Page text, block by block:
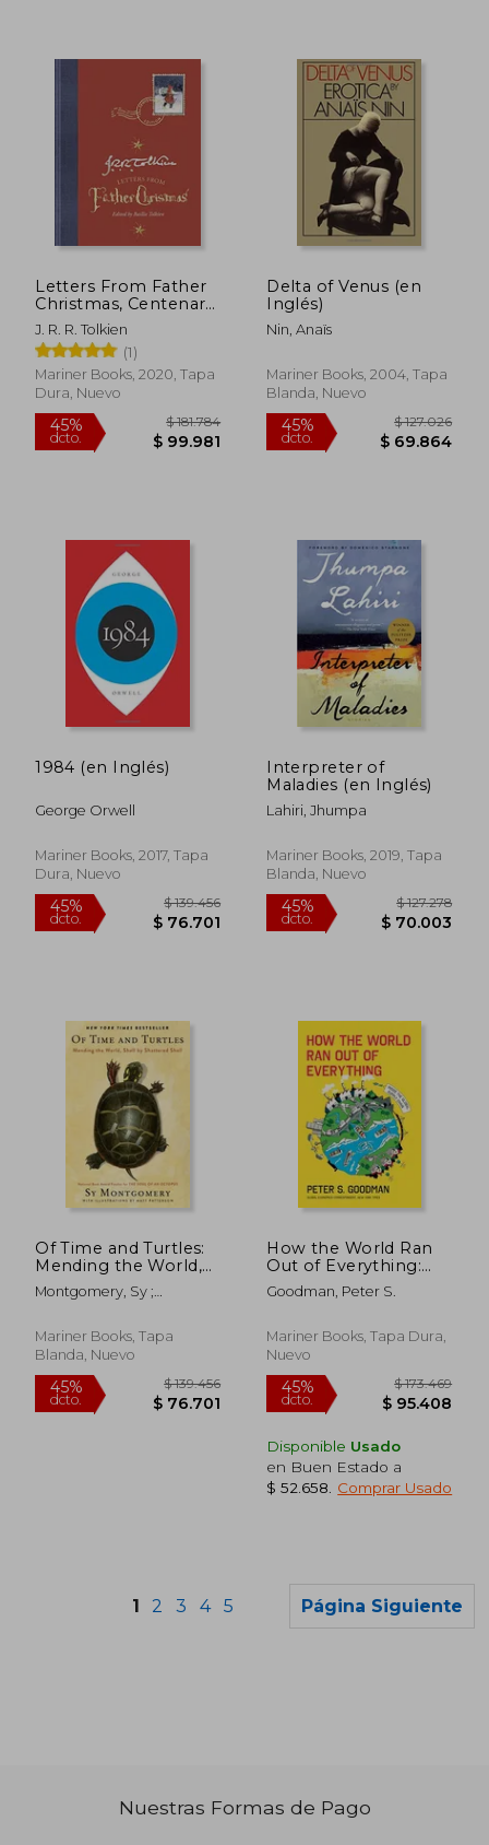
$ 72.497
45%
dcto.
45%
dcto. $ 72.497
45%
dcto.
45%
dcto.
45%
dcto.
Letters From Father
Christmas, Centenary
Edition (en Inglés)
J. R. R. Tolkien
(1)
Mariner Books, 2020, Tapa
Dura, Nuevo
$ 99.981
Delta of Venus (en
Inglés)
Nin, Anaïs
Mariner Books, 2004, Tapa
Blanda, Nuevo
1984 (en Inglés)
George Orwell
Mariner Books, 2017, Tapa
Dura, Nuevo
Interpreter of
Maladies (en Inglés)
Lahiri, Jhumpa
Mariner Books, 2019, Tapa
Blanda, Nuevo
Of Time and Turtles:
Mending the World,
Shell by Shattered
Shell (en Inglés)
Montgomery, Sy ;
Mariner Books, Tapa
Blanda, Nuevo
How the World Ran
Out of Everything:
Inside the Global
Supply Chain (en
Goodman, Peter S.
Mariner Books, Tapa Dura,
Nuevo
Disponible Usado
en Buen Estado a
$ 52.658
Comprar Usado
1 2 3 4 5 Página Siguiente
Nuestras Formas de Pago